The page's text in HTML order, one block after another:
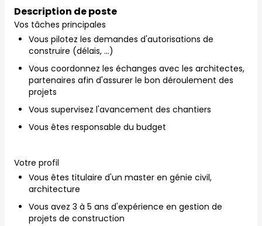
Description de poste
Vos tâches principales
Vous pilotez les demandes d'autorisations de
construire (délais, ...)
Vous coordonnez les échanges avec les architectes,
partenaires afin d'assurer le bon déroulement des
projets
Vous supervisez l'avancement des chantiers
Vous êtes responsable du budget
Votre profil
Vous êtes titulaire d'un master en génie civil,
architecture
Vous avez 3 à 5 ans d'expérience en gestion de
projets de construction